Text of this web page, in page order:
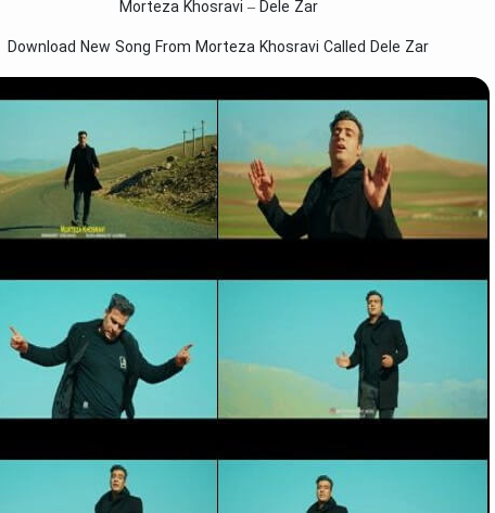
Morteza Khosravi – Dele Zar
Download New Song From Morteza Khosravi Called Dele Zar